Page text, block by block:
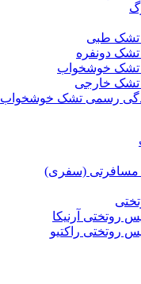
تشک طبی
تشک دونفره
تشک خوشخواب
تشک خارجی
رسمی تشک خوشخواب
(سفری)
روتختی آرنیکا
روتختی راکتیو